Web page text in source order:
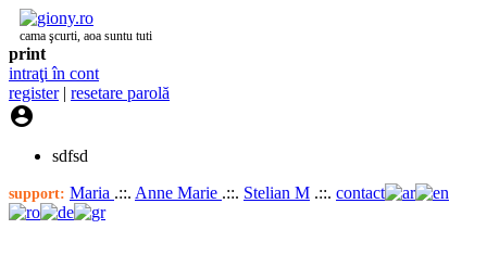
cama şcurti, aoa suntu tuti
print
intraţi în cont
register| resetare parolă

sdfsd
support: Maria .::. Anne Marie .::. Stelian M .::. contact